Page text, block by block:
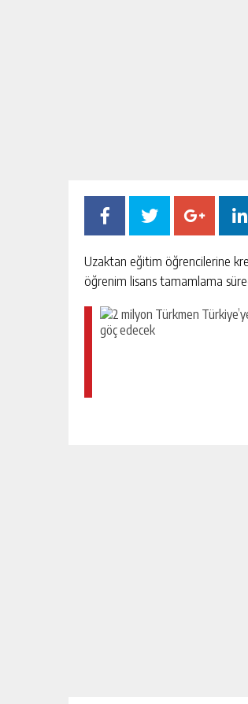
Uzaktan eğitim öğrencilerine
öğrenim lisans tamamlama